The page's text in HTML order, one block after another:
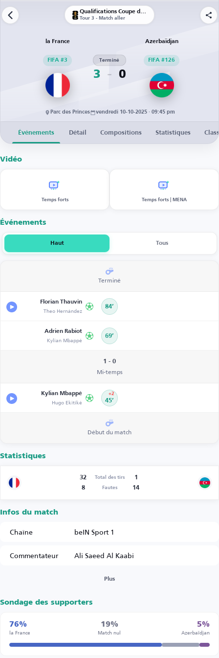
Qualifications Coupe du Monde UEFA
Tour 3 - Match aller
la France
FIFA #3
3
Terminé
0
Azerbaïdjan
FIFA #126
Parc des Princes vendredi 10-10-2025 · 09:45 pm
Événements Détail Compositions Statistiques
Vidéo
Temps forts Temps forts | MENA
Événements
Haut Tous
Terminé
Florian Thauvin
Theo Hernández 84’
Adrien Rabiot
Kylian Mbappé 69’
1 - 0
Mi-temps
Kylian Mbappé
Hugo Ekitiké 45’
+2
Début du match
Statistiques
32 Total des tirs
1
8
Fautes 14
Infos du match
Chaîne
beIN Sport 1
Commentateur
Ali Saeed Al Kaabi
Plus
Sondage des supporters
76%
la France
19%
Match nul
5%
Azerbaïdjan